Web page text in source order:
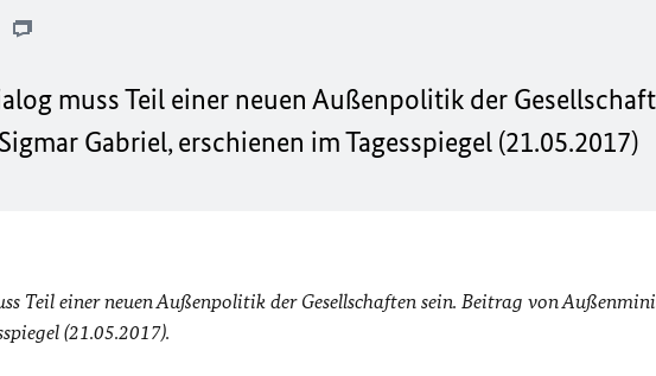
muss Teil einer neuen Außenpolitik der
Gabriel, erschienen im Tagesspiegel (21.05.2017)
Teil einer neuen Außenpolitik der Gesellschaften sein. Beitrag von
(21.05.2017).